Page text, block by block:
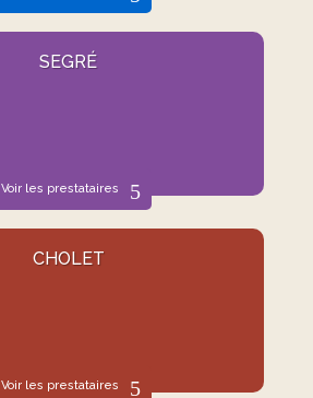
SEGRÉ
Voir les prestataires
CHOLET
Voir les prestataires